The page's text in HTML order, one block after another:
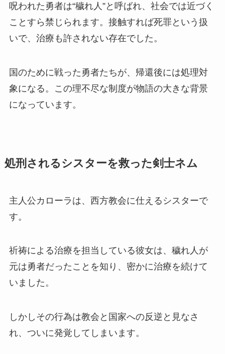
呪われた勇者は“穢れ人”と呼ばれ、社会では近づく
ことすら禁じられます。接触すれば死罪という扱
いで、治療も許されない存在でした。
国のために戦った勇者たちが、帰還後には処理対
象になる。この理不尽な制度が物語の大きな背景
になっています。
処刑されるシスターを救った剣士ネム
主人公カローラは、西方教会に仕えるシスターで
す。
祈祷による治療を担当している彼女は、穢れ人が
元は勇者だったことを知り、密かに治療を続けて
いました。
しかしその行為は教会と国家への反逆と見なさ
れ、ついに発覚してしまいます。